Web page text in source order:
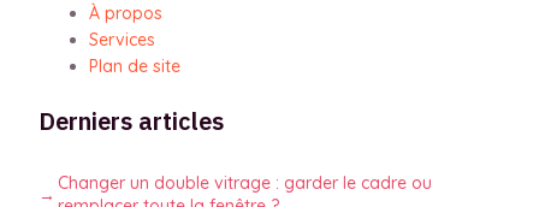
À propos
Services
Plan de site
Derniers articles
Changer un double vitrage : garder le cadre ou